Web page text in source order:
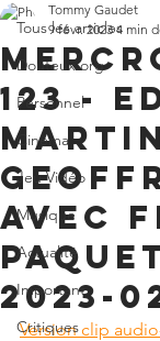
Tous les articles
Douteux.org
Personnel
Cinéma
Jeu Vidéo
Musique
Actualité
Important
Critiques
123 -
Martin
avec
2023-
Tommy Gaudet
9 févr. 2023 4 min
Version clip